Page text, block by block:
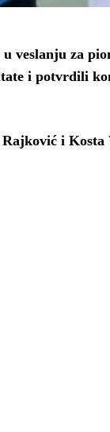
veslanju za
i potvrdili
i Kosta